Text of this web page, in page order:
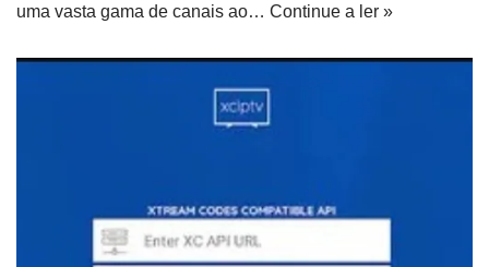
uma vasta gama de canais ao… Continue a ler »